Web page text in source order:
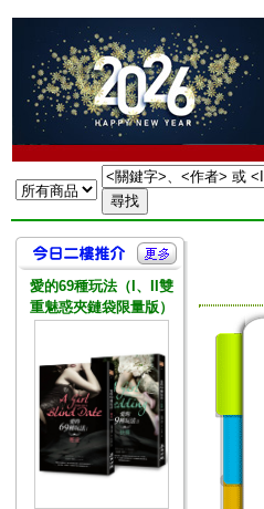
愛的69種玩法（I、II雙
重魅惑夾鏈袋限量版）